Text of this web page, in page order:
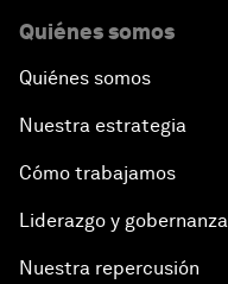
Quiénes somos
Quiénes somos
Nuestra estrategia
Cómo trabajamos
Liderazgo y gobernanza
Nuestra repercusión